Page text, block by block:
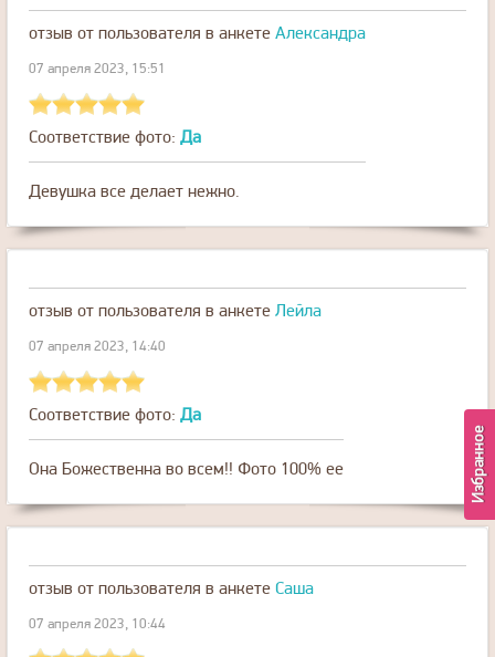
отзыв от пользователя в анкете Александра
07 апреля 2023, 15:51
Соответствие фото: Да
Девушка все делает нежно.
отзыв от пользователя в анкете Лейла
07 апреля 2023, 14:40
Соответствие фото: Да
Она Божественна во всем!! Фото 100% ее
отзыв от пользователя в анкете Саша
07 апреля 2023, 10:44
Избранное